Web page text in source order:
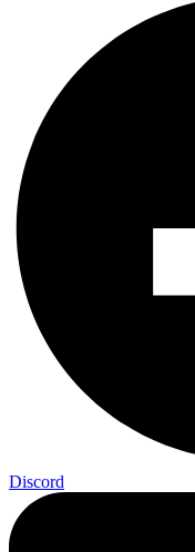
Discord